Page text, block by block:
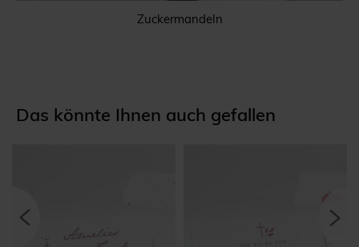
Zuckermandeln
Das könnte Ihnen auch gefallen